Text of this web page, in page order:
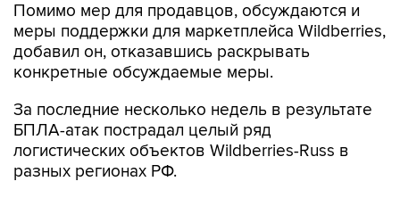
Помимо мер для продавцов, обсуждаются и
меры поддержки для маркетплейса Wildberries,
добавил он, отказавшись раскрывать
конкретные обсуждаемые меры.
За последние несколько недель в результате
БПЛА-атак пострадал целый ряд
логистических объектов Wildberries-Russ в
разных регионах РФ.